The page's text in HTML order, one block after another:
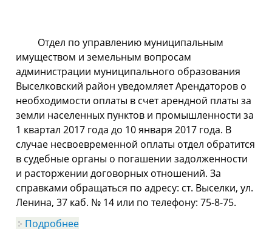
Отдел по управлению муниципальным
имуществом и земельным вопросам
администрации муниципального образования
Выселковский район уведомляет Арендаторов о
необходимости оплаты в счет арендной платы за
земли населенных пунктов и промышленности за
1 квартал 2017 года до 10 января 2017 года. В
случае несвоевременной оплаты отдел обратится
в судебные органы о погашении задолженности
и расторжении договорных отношений. За
справками обращаться по адресу: ст. Выселки, ул.
Ленина, 37 каб. № 14 или по телефону: 75-8-75.
Подробнее